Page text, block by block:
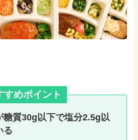
すめポイント
糖質30g以下で塩分2.5g以
る